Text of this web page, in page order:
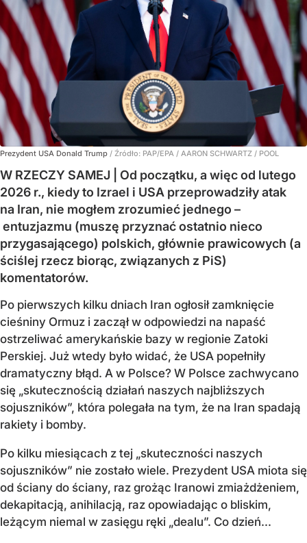
Prezydent USA Donald Trump / Źródło: PAP/EPA / AARON SCHWARTZ / POOL
W RZECZY SAMEJ | Od początku, a więc od lutego
2026 r., kiedy to Izrael i USA przeprowadziły atak
na Iran, nie mogłem zrozumieć jednego –
entuzjazmu (muszę przyznać ostatnio nieco
przygasającego) polskich, głównie prawicowych (a
ściślej rzecz biorąc, związanych z PiS)
komentatorów.
Po pierwszych kilku dniach Iran ogłosił zamknięcie
cieśniny Ormuz i zaczął w odpowiedzi na napaść
ostrzeliwać amerykańskie bazy w regionie Zatoki
Perskiej. Już wtedy było widać, że USA popełniły
dramatyczny błąd. A w Polsce? W Polsce zachwycano
się „skutecznością działań naszych najbliższych
sojuszników”, która polegała na tym, że na Iran spadają
rakiety i bomby.
Po kilku miesiącach z tej „skuteczności naszych
sojuszników” nie zostało wiele. Prezydent USA miota się
od ściany do ściany, raz grożąc Iranowi zmiażdżeniem,
dekapitacją, anihilacją, raz opowiadając o bliskim,
leżącym niemal w zasięgu ręki „dealu”. Co dzień...